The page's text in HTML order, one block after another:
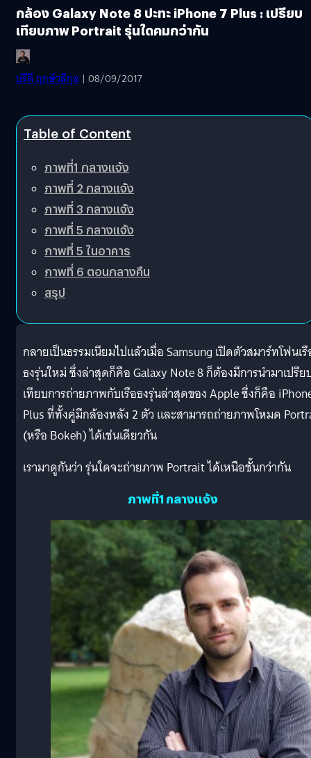
กล้อง Galaxy Note 8 ปะทะ iPhone 7 Plus : เปรียบ
เทียบภาพ Portrait รุ่นใดคมกว่ากัน
ปรีดี ฤกษ์วลีกุล | 08/09/2017
Table of Content
ภาพที่1 กลางแจ้ง
ภาพที่ 2 กลางแจ้ง
ภาพที่ 3 กลางแจ้ง
ภาพที่ 5 กลางแจ้ง
ภาพที่ 5 ในอาคาร
ภาพที่ 6 ตอนกลางคืน
สรุป
กลายเป็นธรรมเนียมไปแล้วเมื่อ Samsung เปิดตัวสมาร์ทโฟนเ
ธงรุ่นใหม่ ซึ่งล่าสุดก็คือ Galaxy Note 8 ก็ต้องมีการนำมาเปรีย
เทียบการถ่ายภาพกับเรือธงรุ่นล่าสุดของ Apple ซึ่งก็คือ
Plus ที่ทั้งคู่มีกล้องหลัง 2 ตัว และสามารถถ่ายภาพโหมด
(หรือ Bokeh) ได้เช่นเดียวกัน
เรามาดูกันว่า รุ่นใดจะถ่ายภาพ Portrait ได้เหนือชั้นกว่ากัน
ภาพที่1 กลางแจ้ง